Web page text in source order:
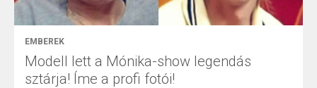
EMBEREK
Modell lett a Mónika-show legendás
sztárja! Íme a profi fotói!